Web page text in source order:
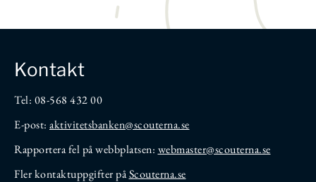
Kontakt
Tel: 08-568 432 00
E-post: aktivitetsbanken@scouterna.se
Rapportera fel på webbplatsen: webmaster@scouterna.se
Fler kontaktuppgifter påScouterna.se